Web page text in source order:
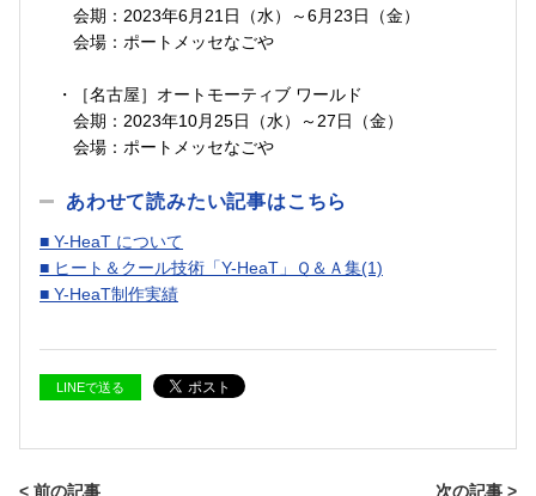
会期：2023年6月21日（水）～6月23日（金）
会場：ポートメッセなごや
・［名古屋］オートモーティブ ワールド
会期：2023年10月25日（水）～27日（金）
会場：ポートメッセなごや
あわせて読みたい記事はこちら
■ Y-HeaT について
■ ヒート＆クール技術「Y-HeaT」Ｑ＆Ａ集(1)
■ Y-HeaT制作実績
LINEで送る
< 前の記事 次の記事 >